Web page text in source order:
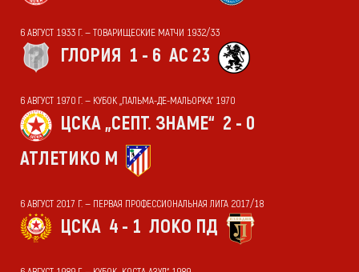
6 АВГУСТ 1933 Г. — ТОВАРИЩЕСКИЕ МАТЧИ 1932/33
ГЛОРИЯ 1 - 6 АС 23
6 АВГУСТ 1970 Г. — КУБОК „ПАЛЬМА-ДЕ-МАЛЬОРКА“ 1970
ЦСКА „СЕПТ. ЗНАМЕ“ 2 - 0
АТЛЕТИКО М
6 АВГУСТ 2017 Г. — ПЕРВАЯ ПРОФЕССИОНАЛЬНАЯ ЛИГА 2017/18
ЦСКА 4 - 1 ЛОКО ПД